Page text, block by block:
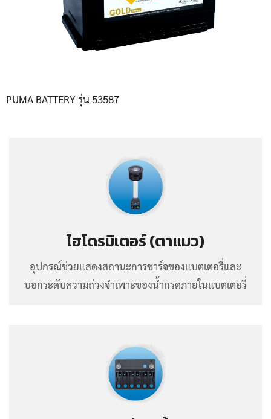
PUMA BATTERY รุ่น 53587
ไฮโดรมิเตอร์ (ตาแมว)
อุปกรณ์ช่วยแสดงสถานะการชาร์จของแบตเตอรี่และ
บอกระดับความถ่วงจำเพาะของน้ำกรดภายในแบตเตอรี่